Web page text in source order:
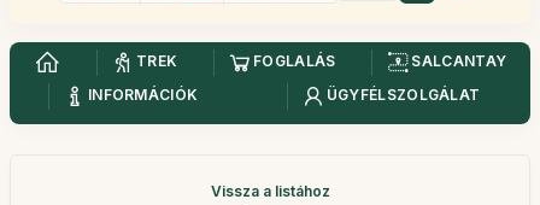
TREK FOGLALÁS
SALCANTAY
INFORMÁCIÓK
ÜGYFÉLSZOLGÁLAT
Vissza a listához